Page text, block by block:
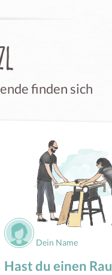
finden sich
Dein Name
Hast du einen